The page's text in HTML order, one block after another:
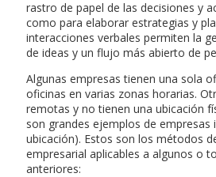
rastro de papel de las decisiones y
como para elaborar estrategias y
interacciones verbales permiten la
de ideas y un flujo más abierto de
Algunas empresas tienen una sola
oficinas en varias zonas horarias.
remotas y no tienen una ubicación
son grandes ejemplos de empresas
ubicación). Estos son los métodos
empresarial aplicables a algunos o
anteriores: